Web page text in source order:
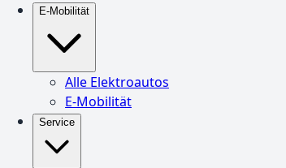
E-Mobilität
Alle Elektroautos
E-Mobilität
Service